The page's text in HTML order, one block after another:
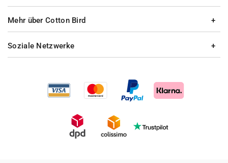
Mehr über Cotton Bird
Soziale Netzwerke